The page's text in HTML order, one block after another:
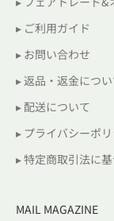
▸ ご利用ガイド
▸ お問い合わせ
▸ 返品・返金につ
▸ 配送について
▸ プライバシーポ
▸ 特定商取引法に
MAIL MAGAZINE